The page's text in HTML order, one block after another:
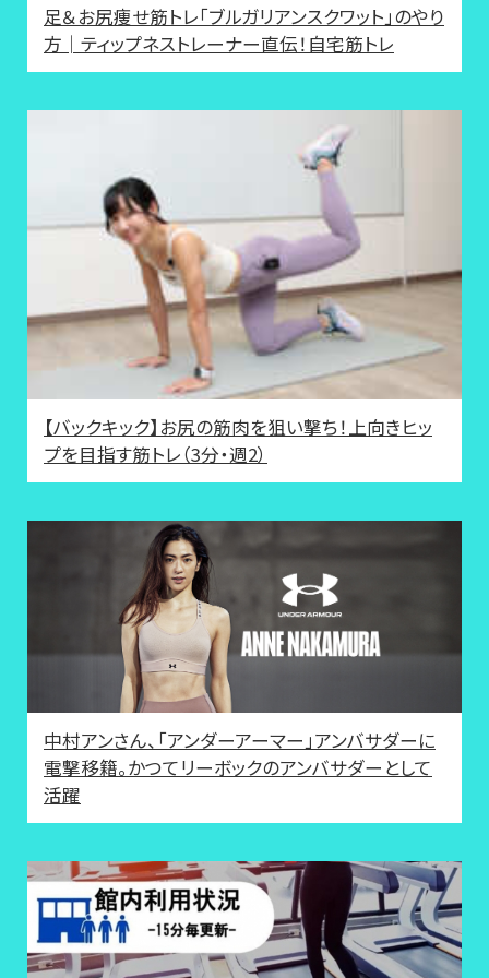
足＆お尻痩せ筋トレ「ブルガリアンスクワット」のやり
方│ティップネストレーナー直伝！自宅筋トレ
【バックキック】お尻の筋肉を狙い撃ち！上向きヒッ
プを目指す筋トレ（3分・週2）
中村アンさん、「アンダーアーマー」アンバサダーに
電撃移籍。かつてリーボックのアンバサダーとして
活躍